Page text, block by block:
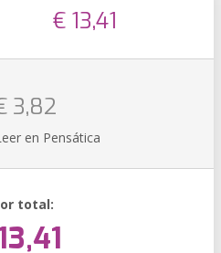
€ 13,41
3,82
en Pensática
total: